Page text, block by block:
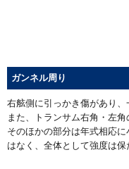
ガンネル周り
右舷側に引っかき傷があり、
また、トランサム右角・左
そのほかの部分は年式相応
はなく、全体として強度は保